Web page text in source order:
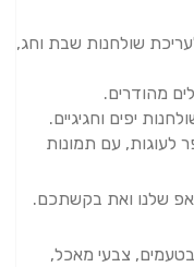
שולחנות שבת וחג,
מהודרים.
יפים וחגיגיים.
לעוגות, עם תמונות
שלנו ואת בקשתכם.
בטעמים, צבעי מאכל,